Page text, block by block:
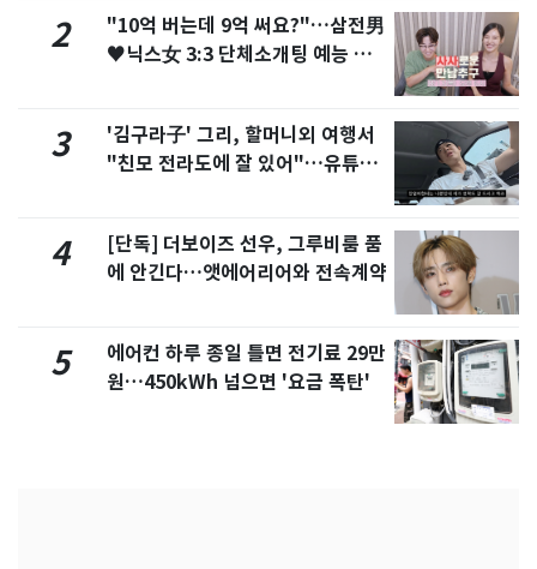
2
"10억 버는데 9억 써요?"…삼전男
♥닉스女 3:3 단체소개팅 예능 화
3
'김구라子' 그리, 할머니외 여행서
"친모 전라도에 잘 있어"…유튜브
4
[단독] 더보이즈 선우, 그루비룸 품
에 안긴다…앳에어리어와 전속계약
5
에어컨 하루 종일 틀면 전기료 29만
원…450kWh 넘으면 '요금 폭탄'